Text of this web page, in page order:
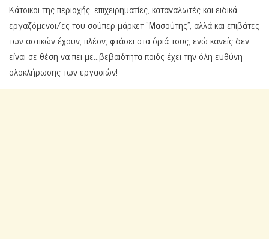
Κάτοικοι της περιοχής, επιχειρηματίες, καταναλωτές και ειδικά
εργαζόμενοι/ες του σούπερ μάρκετ “Μασούτης”, αλλά και επιβάτες
των αστικών έχουν, πλέον, φτάσει στα όριά τους, ενώ κανείς δεν
είναι σε θέση να πει με…βεβαιότητα ποιός έχει την όλη ευθύνη
ολοκλήρωσης των εργασιών!